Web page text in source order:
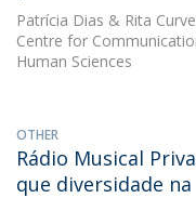
Patrícia Dias & Rita
Centre for
Human Sciences
OTHER
Rádio Musical
que diversidade